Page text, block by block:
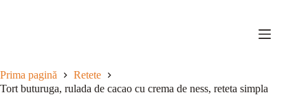
Prima pagină
Retete
Tort buturuga, rulada de cacao cu crema de ness, reteta simpla